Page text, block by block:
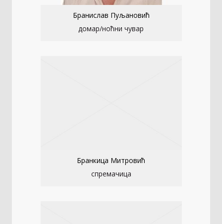
Бранислав Пуљановић
домар/ноћни чувар
Бранкица Митровић
спремачица